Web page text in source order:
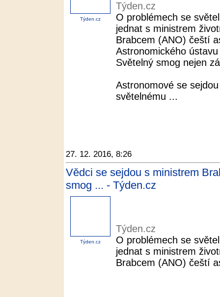
Týden.cz
Týden.cz
O problémech se
jednat s ministrem
Brabcem (ANO) čeští
Astronomického
Světelný smog nejen
Astronomové se
světelnému ...
27. 12. 2016, 8:26
Vědci se sejdou s ministrem
smog ... - Týden.cz
Týden.cz
Týden.cz
O problémech se
jednat s ministrem
Brabcem (ANO) čeští